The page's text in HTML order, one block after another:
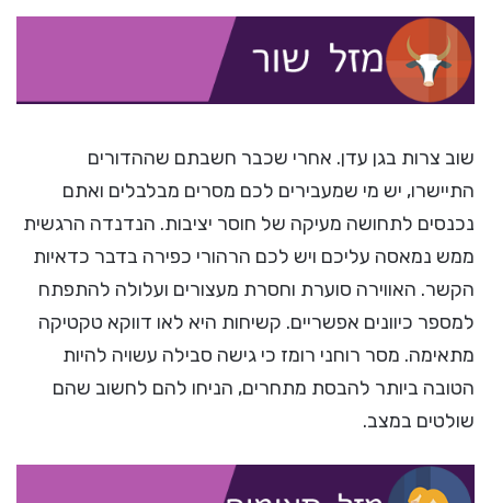
שוב צרות בגן עדן. אחרי שכבר חשבתם שההדורים
התיישרו, יש מי שמעבירים לכם מסרים מבלבלים ואתם
נכנסים לתחושה מעיקה של חוסר יציבות. הנדנדה הרגשית
ממש נמאסה עליכם ויש לכם הרהורי כפירה בדבר כדאיות
הקשר. האווירה סוערת וחסרת מעצורים ועלולה להתפתח
למספר כיוונים אפשריים. קשיחות היא לאו דווקא טקטיקה
מתאימה. מסר רוחני רומז כי גישה סבילה עשויה להיות
הטובה ביותר להבסת מתחרים, הניחו להם לחשוב שהם
שולטים במצב.